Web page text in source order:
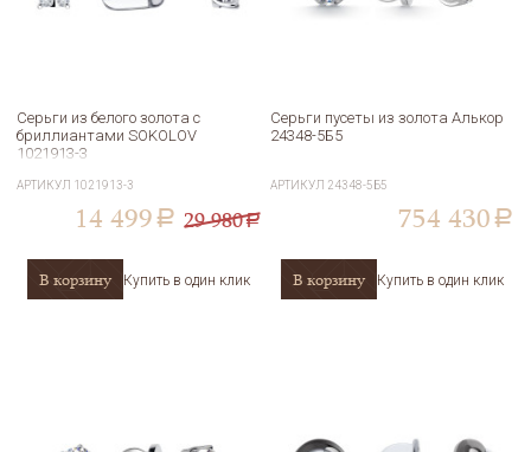
Серьги из белого золота с
бриллиантами SOKOLOV
1021913-3
АРТИКУЛ 1021913-3
14 499 a 29 980a
В корзину Купить в один клик
Серьги пусеты из золота Алькор
24348-5Б5
АРТИКУЛ 24348-5Б5
754 430 a
В корзину Купить в один клик